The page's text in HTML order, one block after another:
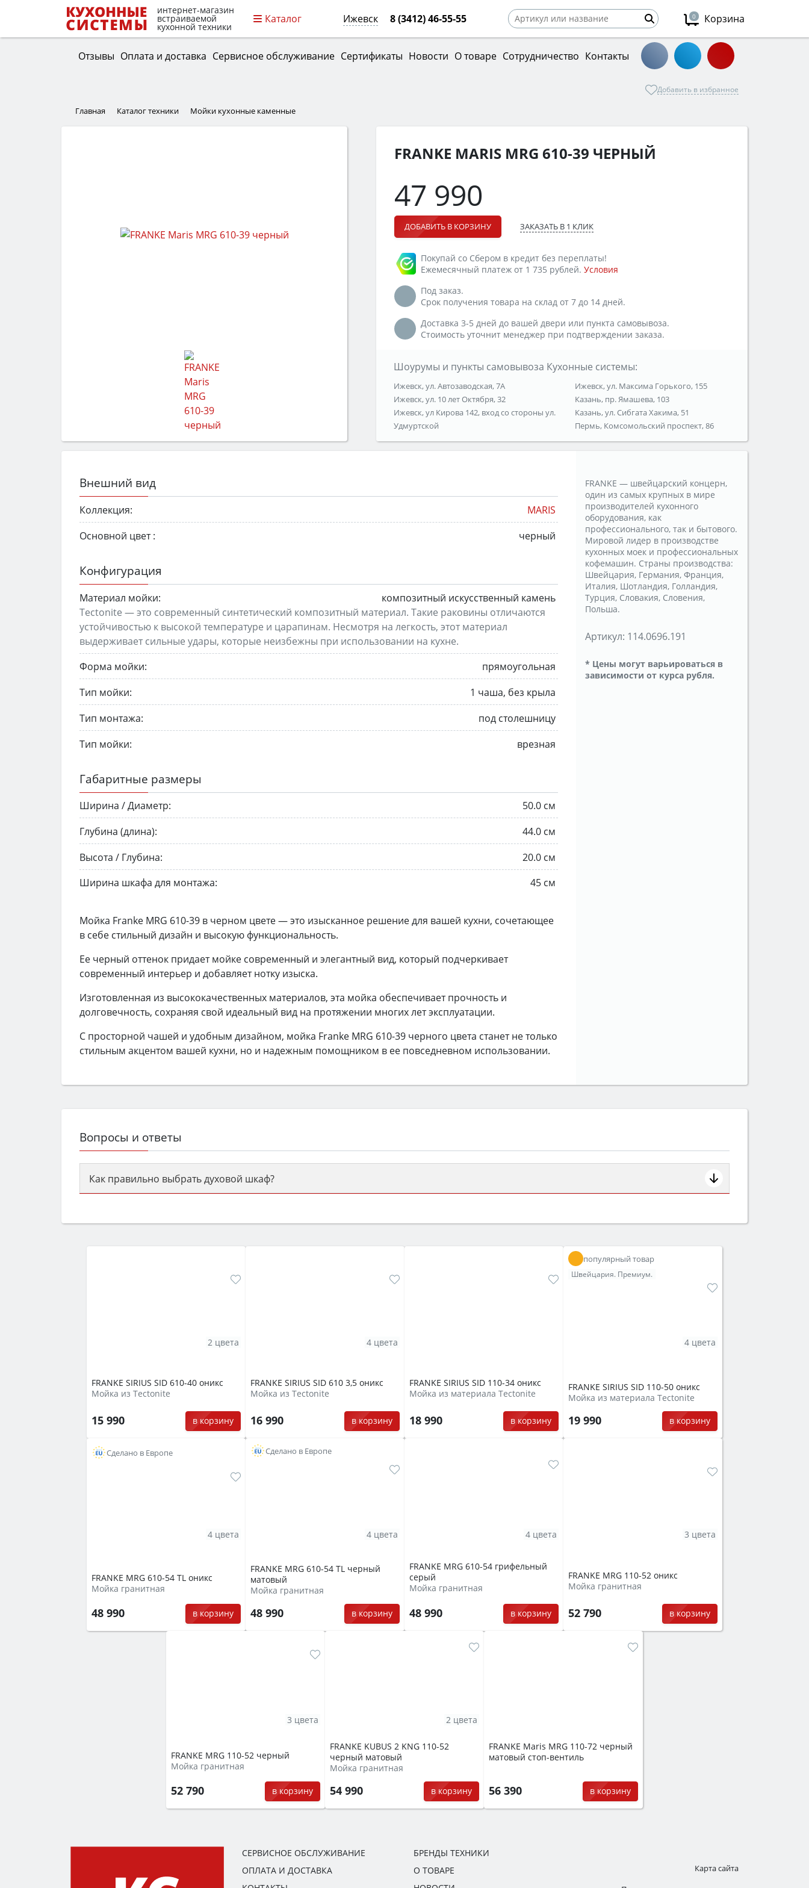
интернет-магазин
встраиваемой
кухонной техники
Каталог Ижевск 8 (3412) 46-55-55 0 Корзина
Отзывы Оплата и доставка Сервисное обслуживание Сертификаты Новости О товаре Сотрудничество Контакты
Добавить в избранное
Главная Каталог техники Мойки кухонные каменные
FRANKE MARIS MRG 610-39 ЧЕРНЫЙ
47 990
ДОБАВИТЬ В КОРЗИНУ ЗАКАЗАТЬ В 1 КЛИК
Покупай со Сбером в кредит без переплаты!
Ежемесячный платеж от 1 735 рублей. Условия
Под заказ.
Срок получения товара на склад от 7 до 14 дней.
Доставка 3-5 дней до вашей двери или пункта самовывоза.
Стоимость уточнит менеджер при подтверждении заказа.
Шоурумы и пункты самовывоза Кухонные системы:
Ижевск, ул. Автозаводская, 7А
Ижевск, ул. 10 лет Октября, 32
Ижевск, ул Кирова 142, вход со стороны ул.
Удмуртской
Ижевск, ул. Максима Горького, 155
Казань, пр. Ямашева, 103
Казань, ул. Сибгата Хакима, 51
Пермь, Комсомольский проспект, 86
Внешний вид
Коллекция:
MARIS
Основной цвет :
черный
Конфигурация
Материал мойки:
композитный искусственный камень
Tectonite — это современный синтетический композитный материал. Такие раковины отличаются
устойчивостью к высокой температуре и царапинам. Несмотря на легкость, этот материал
выдерживает сильные удары, которые неизбежны при использовании на кухне.
Форма мойки:
прямоугольная
Тип мойки:
1 чаша, без крыла
Тип монтажа:
под столешницу
Тип мойки:
врезная
Габаритные размеры
Ширина / Диаметр:
50.0 см
Глубина (длина):
44.0 см
Высота / Глубина:
20.0 см
Ширина шкафа для монтажа:
45 см
Мойка Franke MRG 610-39 в черном цвете — это изысканное решение для вашей кухни, сочетающее
в себе стильный дизайн и высокую функциональность.
Ее черный оттенок придает мойке современный и элегантный вид, который подчеркивает
современный интерьер и добавляет нотку изыска.
Изготовленная из высококачественных материалов, эта мойка обеспечивает прочность и
долговечность, сохраняя свой идеальный вид на протяжении многих лет эксплуатации.
С просторной чашей и удобным дизайном, мойка Franke MRG 610-39 черного цвета станет не только
стильным акцентом вашей кухни, но и надежным помощником в ее повседневном использовании.
FRANKE — швейцарский концерн,
один из самых крупных в мире
производителей кухонного
оборудования, как
профессионального, так и бытового.
Мировой лидер в производстве
кухонных моек и профессиональных
кофемашин. Страны производства:
Швейцария, Германия, Франция,
Италия, Шотландия, Голландия,
Турция, Словакия, Словения,
Польша.
Артикул: 114.0696.191
* Цены могут варьироваться в
зависимости от курса рубля.
Вопросы и ответы
Как правильно выбрать духовой шкаф?
семьи, класс энергопотребления не ниже A и нужные функции (конвекция, гриль, самоочистка, защита от детей).
FRANKE SIRIUS SID 610-40 оникс
Мойка из Tectonite
15 990 в корзину
2 цвета
FRANKE SIRIUS SID 610 3,5 оникс
Мойка из Tectonite
16 990 в корзину
4 цвета
FRANKE SIRIUS SID 110-34 оникс
Мойка из материала Tectonite
18 990 в корзину
популярный товар
Швейцария. Премиум.
FRANKE SIRIUS SID 110-50 оникс
Мойка из материала Tectonite
19 990 в корзину
4 цвета
Сделано в Европе
FRANKE MRG 610-54 TL оникс
Мойка гранитная
48 990 в корзину
4 цвета
Сделано в Европе
FRANKE MRG 610-54 TL черный
матовый
Мойка гранитная
48 990 в корзину
4 цвета
FRANKE MRG 610-54 грифельный
серый
Мойка гранитная
48 990 в корзину
4 цвета
FRANKE MRG 110-52 оникс
Мойка гранитная
52 790 в корзину
3 цвета
FRANKE MRG 110-52 черный
Мойка гранитная
52 790 в корзину
3 цвета
FRANKE KUBUS 2 KNG 110-52
черный матовый
Мойка гранитная
54 990 в корзину
2 цвета
FRANKE Maris MRG 110-72 черный
матовый стоп-вентиль
56 390 в корзину
СЕРВИСНОЕ ОБСЛУЖИВАНИЕ
ОПЛАТА И ДОСТАВКА
БРЕНДЫ ТЕХНИКИ
О ТОВАРЕ
Карта сайта